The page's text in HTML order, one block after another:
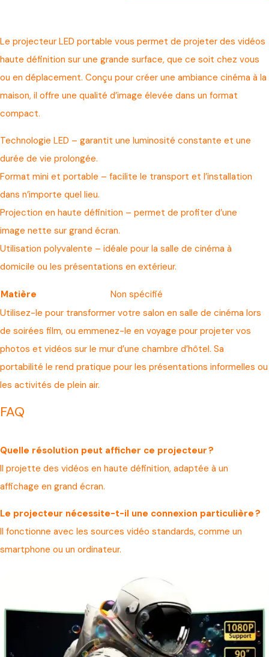
Le projecteur LED portable vous permet de projeter des vidéos
haute définition sur une grande surface, que ce soit chez vous
ou en déplacement. Conçu pour créer une ambiance cinéma à la
maison, il offre une qualité d’image élevée dans un format
compact.
Technologie LED – garantit une luminosité constante et une
durée de vie prolongée.
Format mini et portable – facilite le transport et l’installation
dans n’importe quel lieu.
Projection en haute définition – permet de profiter d’une
image nette sur grand écran.
Utilisation polyvalente – idéale pour la salle de cinéma à
domicile ou les présentations en extérieur.
Matière
Non spécifié
Utilisez-le pour transformer votre salon en salle de cinéma lors
de soirées film, ou emmenez-le en voyage pour projeter vos
photos et vidéos sur le mur d’une chambre d’hôtel. Sa
portabilité le rend pratique pour les présentations informelles ou
les activités de plein air.
FAQ
Quelle résolution peut afficher ce projecteur ?
Il projette des vidéos en haute définition, adaptée à un
affichage en grand écran.
Le projecteur nécessite-t-il une connexion particulière ?
Il fonctionne avec les sources vidéo standards, comme un
smartphone ou un ordinateur.